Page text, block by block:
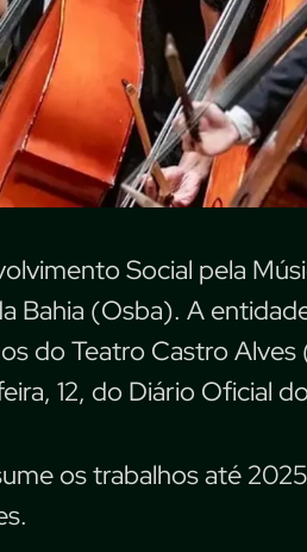
Social pela
Bahia (Osba). A
do Teatro Castro
12, do Diário Oficial
os trabalhos até